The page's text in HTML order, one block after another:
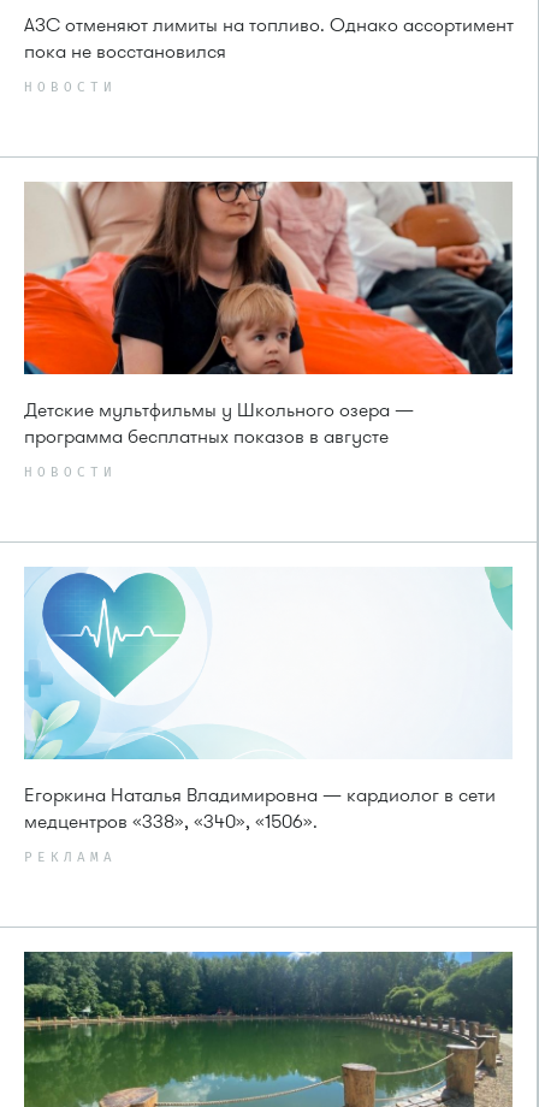
АЗС отменяют лимиты на топливо. Однако ассортимент
пока не восстановился
НОВОСТИ
Детские мультфильмы у Школьного озера —
программа бесплатных показов в августе
НОВОСТИ
Егоркина Наталья Владимировна — кардиолог в сети
медцентров «338», «340», «1506».
РЕКЛАМА